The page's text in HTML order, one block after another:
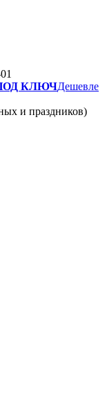
КЛЮЧДешевле
и праздников)